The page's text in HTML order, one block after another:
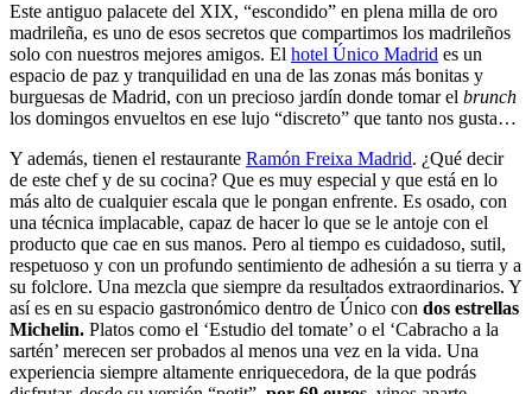
Este antiguo palacete del XIX, “escondido” en plena milla de oro
madrileña, es uno de esos secretos que compartimos los madrileños
solo con nuestros mejores amigos. El hotel Único Madrid es un
espacio de paz y tranquilidad en una de las zonas más bonitas y
burguesas de Madrid, con un precioso jardín donde tomar el brunch
los domingos envueltos en ese lujo “discreto” que tanto nos gusta…
Y además, tienen el restaurante Ramón Freixa Madrid. ¿Qué decir
de este chef y de su cocina? Que es muy especial y que está en lo
más alto de cualquier escala que le pongan enfrente. Es osado, con
una técnica implacable, capaz de hacer lo que se le antoje con el
producto que cae en sus manos. Pero al tiempo es cuidadoso, sutil,
respetuoso y con un profundo sentimiento de adhesión a su tierra y a
su folclore. Una mezcla que siempre da resultados extraordinarios. Y
así es en su espacio gastronómico dentro de Único con dos estrellas
Michelin. Platos como el ‘Estudio del tomate’ o el ‘Cabracho a la
sartén’ merecen ser probados al menos una vez en la vida. Una
experiencia siempre altamente enriquecedora, de la que podrás